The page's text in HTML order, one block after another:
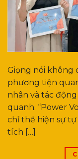
Giọng nói không
phương tiện
nhân và tác
quanh. “Power
chỉ thể hiện sự
tích […]